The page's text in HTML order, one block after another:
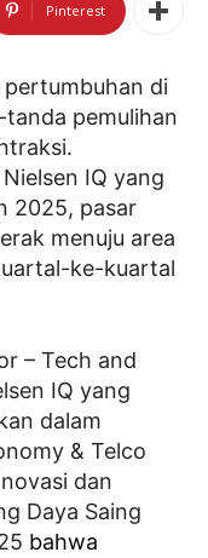
Pinterest
di
pemulihan
IQ yang
2025, pasar
menuju area
ke-kuartal
– Tech and
IQ yang
dalam
& Telco
dan
Daya Saing
bahwa